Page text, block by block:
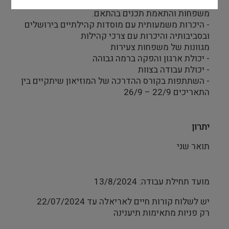
משפחות והתאמת תכנים בהתאם.
- היכרות משמעותית עם מוסדות קהילתיים בירושלים
ובסביבותיה והיכרות עם צרכי קהילות
מגוונות של משפחות צעירות
- יכולת ארגון והפקה ברמה גבוהה
- יכולת עבודה בצוות
- השתתפות בקורס ההדרכה של המוזיאון שיתקיים בין
התאריכים 22/9 – 26/9
יתרון
תואר שני
מועד תחילת עבודה: 13/8/2024
יש לשלוח קורות חיים לאריאלה עד 22/07/2024
רק פניות מתאימות תיענינה